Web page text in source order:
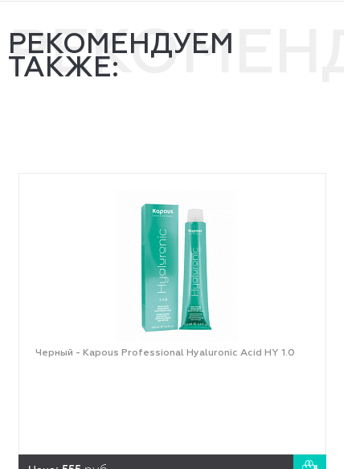
РЕКОМЕНДУЕМ
ТАКЖЕ:
Черный - Kapous Professional Hyaluronic Acid HY 1.0